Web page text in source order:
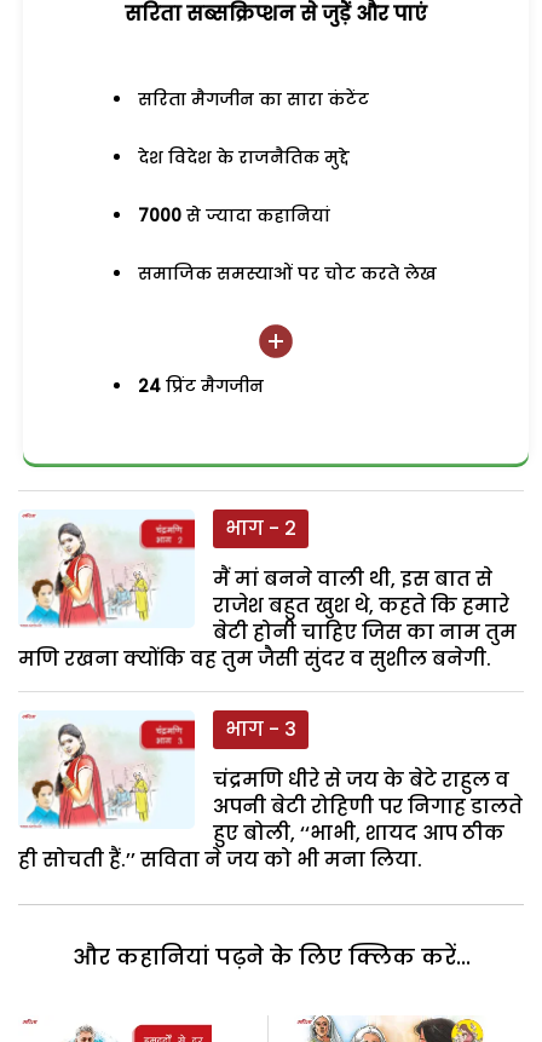
सरिता सब्सक्रिप्शन से जुड़ेें और पाएं
सरिता मैगजीन का सारा कंटेंट
देश विदेश के राजनैतिक मुद्दे
7000 से ज्यादा कहानियां
समाजिक समस्याओं पर चोट करते लेख
24 प्रिंट मैगजीन
भाग - 2
मैं मां बनने वाली थी, इस बात से
राजेश बहुत खुश थे, कहते कि हमारे
बेटी होनी चाहिए जिस का नाम तुम
मणि रखना क्योंकि वह तुम जैसी सुंदर व सुशील बनेगी.
भाग - 3
चंद्रमणि धीरे से जय के बेटे राहुल व
अपनी बेटी रोहिणी पर निगाह डालते
हुए बोली, ‘‘भाभी, शायद आप ठीक
ही सोचती हैं.’’ सविता ने जय को भी मना लिया.
और कहानियां पढ़ने के लिए क्लिक करें...